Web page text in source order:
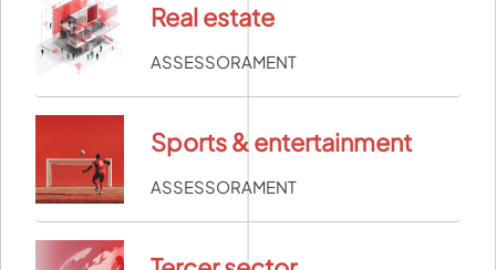
Real estate
ASSESSORAMENT
Sports & entertainment
ASSESSORAMENT